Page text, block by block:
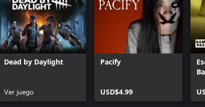
Dead by Daylight
Ver juego
Pacify
USD$4.99